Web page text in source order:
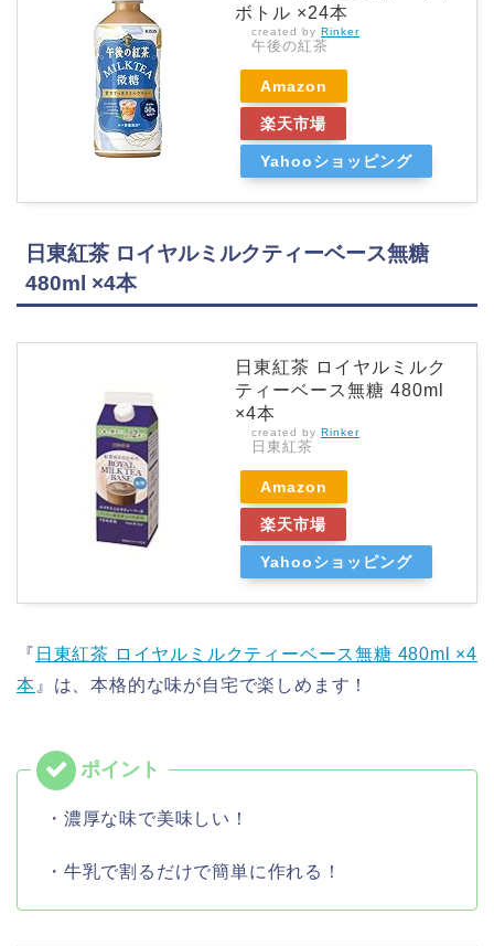
ボトル ×24本
created by Rinker
午後の紅茶
Amazon
楽天市場
Yahooショッピング
日東紅茶 ロイヤルミルクティーベース無糖
480ml ×4本
日東紅茶 ロイヤルミルク
ティーベース無糖 480ml
×4本
created by Rinker
日東紅茶
Amazon
楽天市場
Yahooショッピング
『 日東紅茶 ロイヤルミルクティーベース無糖 480ml ×4
本 』は、本格的な味が自宅で楽しめます！
・濃厚な味で美味しい！
・牛乳で割るだけで簡単に作れる！